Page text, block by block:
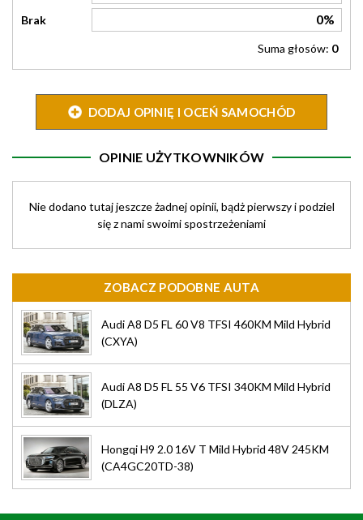
Brak 0%
Suma głosów: 0
DODAJ OPINIĘ I OCEŃ SAMOCHÓD
OPINIE UŻYTKOWNIKÓW
Nie dodano tutaj jeszcze żadnej opinii, bądż pierwszy i podziel
się z nami swoimi spostrzeżeniami
ZOBACZ PODOBNE AUTA
Audi A8 D5 FL 60 V8 TFSI 460KM Mild Hybrid
(CXYA)
Audi A8 D5 FL 55 V6 TFSI 340KM Mild Hybrid
(DLZA)
Hongqi H9 2.0 16V T Mild Hybrid 48V 245KM
(CA4GC20TD-38)